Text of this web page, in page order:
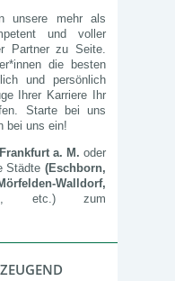
unsere mehr als
und voller
Partner zu Seite.
die besten
und persönlich
Ihrer Karriere Ihr
Starte bei uns
bei uns ein!
Frankfurt a. M. oder
Städte (Eschborn,
Walldorf,
, etc.)
zum